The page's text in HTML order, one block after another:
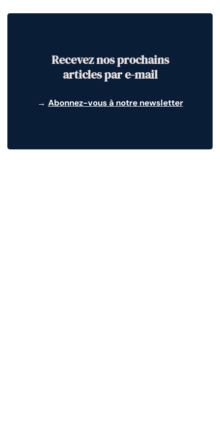
Recevez nos prochains
articles par e-mail
→ Abonnez-vous à notre newsletter